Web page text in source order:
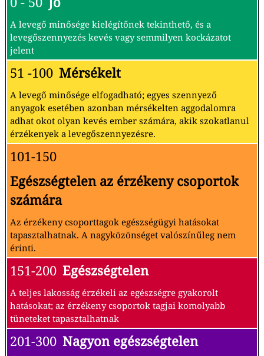
A levegő minősége kielégítőnek tekinthető, és a
levegőszennyezés kevés vagy semmilyen kockázatot
jelent
51 -100 Mérsékelt
A levegő minősége elfogadható; egyes szennyező
anyagok esetében azonban mérsékelten aggodalomra
adhat okot olyan kevés ember számára, akik szokatlanul
érzékenyek a levegőszennyezésre.
101-150
Egészségtelen az érzékeny csoportok
számára
Az érzékeny csoporttagok egészségügyi hatásokat
tapasztalhatnak. A nagyközönséget valószínűleg nem
érinti.
151-200 Egészségtelen
A teljes lakosság érzékeli az egészségre gyakorolt
hatásokat; az érzékeny csoportok tagjai komolyabb
tüneteket tapasztalhatnak
201-300 Nagyon egészségtelen